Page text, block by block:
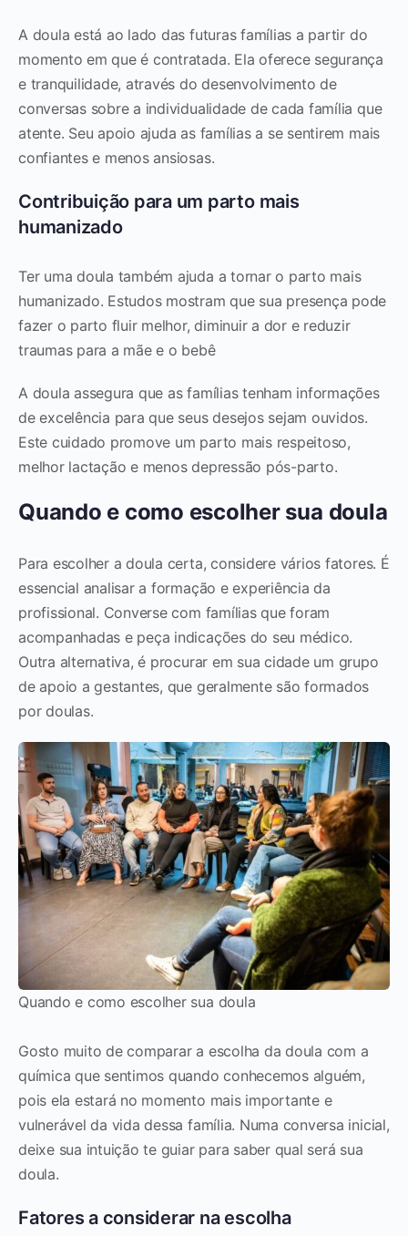
A doula está ao lado das futuras famílias a partir do
momento em que é contratada. Ela oferece segurança
e tranquilidade, através do desenvolvimento de
conversas sobre a individualidade de cada família que
atente. Seu apoio ajuda as famílias a se sentirem mais
confiantes e menos ansiosas.
Contribuição para um parto mais
humanizado
Ter uma doula também ajuda a tornar o parto mais
humanizado. Estudos mostram que sua presença pode
fazer o parto fluir melhor, diminuir a dor e reduzir
traumas para a mãe e o bebê
A doula assegura que as famílias tenham informações
de excelência para que seus desejos sejam ouvidos.
Este cuidado promove um parto mais respeitoso,
melhor lactação e menos depressão pós-parto.
Quando e como escolher sua doula
Para escolher a doula certa, considere vários fatores. É
essencial analisar a formação e experiência da
profissional. Converse com famílias que foram
acompanhadas e peça indicações do seu médico.
Outra alternativa, é procurar em sua cidade um grupo
de apoio a gestantes, que geralmente são formados
por doulas.
Quando e como escolher sua doula
Gosto muito de comparar a escolha da doula com a
química que sentimos quando conhecemos alguém,
pois ela estará no momento mais importante e
vulnerável da vida dessa família. Numa conversa inicial,
deixe sua intuição te guiar para saber qual será sua
doula.
Fatores a considerar na escolha